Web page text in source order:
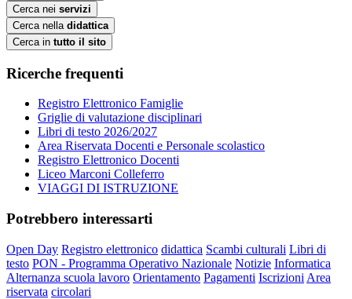
Cerca nei servizi
Cerca nella didattica
Cerca in tutto il sito
Ricerche frequenti
Registro Elettronico Famiglie
Griglie di valutazione disciplinari
Libri di testo 2026/2027
Area Riservata Docenti e Personale scolastico
Registro Elettronico Docenti
Liceo Marconi Colleferro
VIAGGI DI ISTRUZIONE
Potrebbero interessarti
Open Day Registro elettronico didattica Scambi culturali Libri di
testo PON - Programma Operativo Nazionale Notizie Informatica
Alternanza scuola lavoro Orientamento Pagamenti Iscrizioni Area
riservata circolari